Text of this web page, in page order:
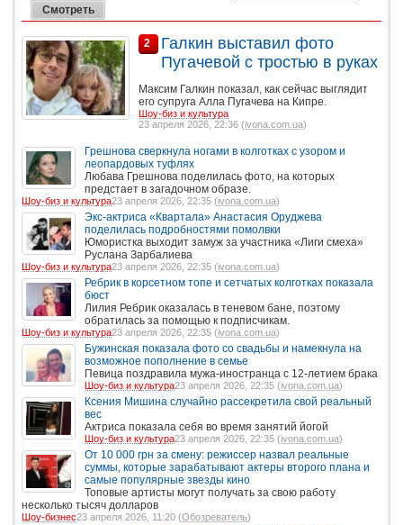
2
Галкин выставил фото
Пугачевой с тростью в руках
Максим Галкин показал, как сейчас выглядит
его супруга Алла Пугачева на Кипре.
Шоу-биз и культура
23 апреля 2026, 22:36 (ivona.com.ua)
Грешнова сверкнула ногами в колготках с узором и
леопардовых туфлях
Любава Грешнова поделилась фото, на которых
предстает в загадочном образе.
Шоу-биз и культура23 апреля 2026, 22:35 (ivona.com.ua)
Экс-актриса «Квартала» Анастасия Оруджева
поделилась подробностями помолвки
Юмористка выходит замуж за участника «Лиги смеха»
Руслана Зарбалиева
Шоу-биз и культура23 апреля 2026, 22:35 (ivona.com.ua)
Ребрик в корсетном топе и сетчатых колготках показала
бюст
Лилия Ребрик оказалась в теневом бане, поэтому
обратилась за помощью к подписчикам.
Шоу-биз и культура23 апреля 2026, 22:35 (ivona.com.ua)
Бужинская показала фото со свадьбы и намекнула на
возможное пополнение в семье
Певица поздравила мужа-иностранца с 12-летием брака
Шоу-биз и культура23 апреля 2026, 22:35 (ivona.com.ua)
Ксения Мишина случайно рассекретила свой реальный
вес
Актриса показала себя во время занятий йогой
Шоу-биз и культура23 апреля 2026, 22:35 (ivona.com.ua)
От 10 000 грн за смену: режиссер назвал реальные
суммы, которые зарабатывают актеры второго плана и
самые популярные звезды кино
Топовые артисты могут получать за свою работу
несколько тысяч долларов
Шоу-бизнес23 апреля 2026, 11:20 (Обозреватель)